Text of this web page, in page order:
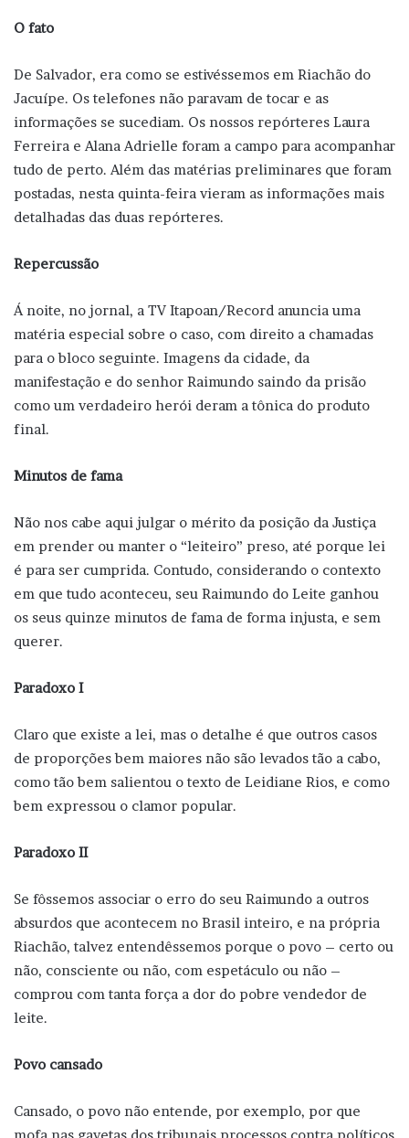
O fato
De Salvador, era como se estivéssemos em Riachão do
Jacuípe. Os telefones não paravam de tocar e as
informações se sucediam. Os nossos repórteres Laura
Ferreira e Alana Adrielle foram a campo para acompanhar
tudo de perto. Além das matérias preliminares que foram
postadas, nesta quinta-feira vieram as informações mais
detalhadas das duas repórteres.
Repercussão
Á noite, no jornal, a TV Itapoan/Record anuncia uma
matéria especial sobre o caso, com direito a chamadas
para o bloco seguinte. Imagens da cidade, da
manifestação e do senhor Raimundo saindo da prisão
como um verdadeiro herói deram a tônica do produto
final.
Minutos de fama
Não nos cabe aqui julgar o mérito da posição da Justiça
em prender ou manter o “leiteiro” preso, até porque lei
é para ser cumprida. Contudo, considerando o contexto
em que tudo aconteceu, seu Raimundo do Leite ganhou
os seus quinze minutos de fama de forma injusta, e sem
querer.
Paradoxo I
Claro que existe a lei, mas o detalhe é que outros casos
de proporções bem maiores não são levados tão a cabo,
como tão bem salientou o texto de Leidiane Rios, e como
bem expressou o clamor popular.
Paradoxo II
Se fôssemos associar o erro do seu Raimundo a outros
absurdos que acontecem no Brasil inteiro, e na própria
Riachão, talvez entendêssemos porque o povo – certo ou
não, consciente ou não, com espetáculo ou não –
comprou com tanta força a dor do pobre vendedor de
leite.
Povo cansado
Cansado, o povo não entende, por exemplo, por que